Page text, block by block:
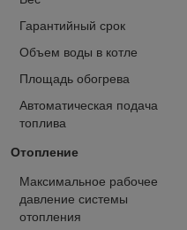
Гарантийный срок
Объем воды в котле
Площадь обогрева
Автоматическая подача
топлива
Отопление
Максимальное рабочее
давление системы
отопления